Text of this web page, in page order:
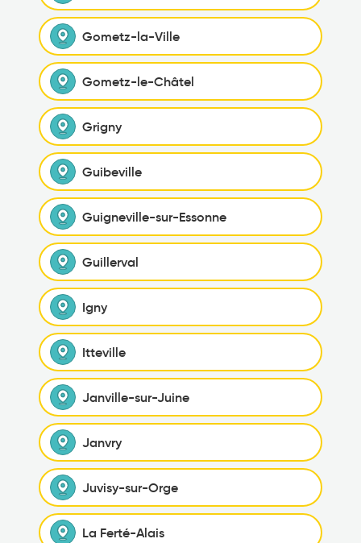
Gometz-la-Ville
Gometz-le-Châtel
Grigny
Guibeville
Guigneville-sur-Essonne
Guillerval
Igny
Itteville
Janville-sur-Juine
Janvry
Juvisy-sur-Orge
La Ferté-Alais